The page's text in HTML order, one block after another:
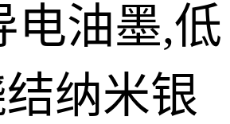
电油墨,低
纳米银